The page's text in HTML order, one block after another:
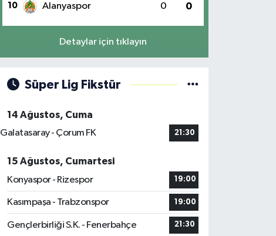
10 Alanyaspor 0 0
Detaylar için tıklayın
Süper Lig Fikstür
14 Ağustos, Cuma
Galatasaray - Çorum FK
21:30
15 Ağustos, Cumartesi
Konyaspor - Rizespor
19:00
Kasımpaşa - Trabzonspor 19:00
Gençlerbirliği S.K. - Fenerbahçe 21:30